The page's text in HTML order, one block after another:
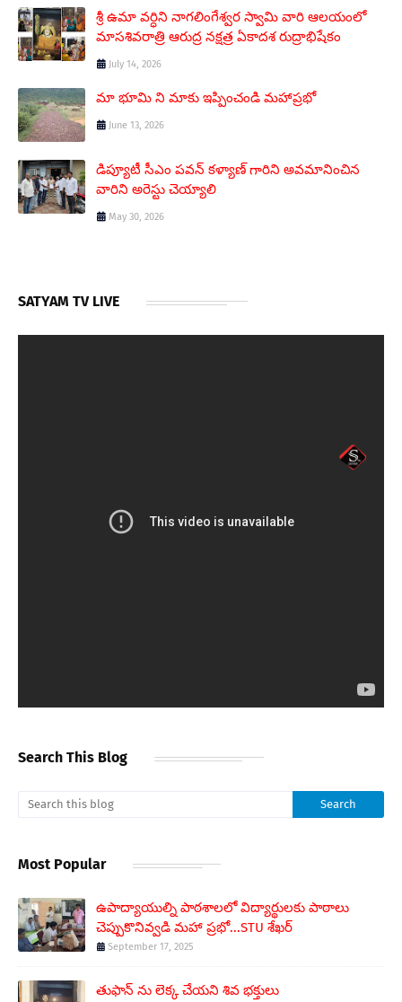
శ్రీ ఉమా వర్ధిని నాగలింగేశ్వర స్వామి వారి ఆలయంలో
మాసశివరాత్రి ఆరుద్ర నక్షత్ర ఏకాదశ రుద్రాభిషేకం
July 14, 2026
మా భూమి ని మాకు ఇప్పించండి మహాప్రభో
June 13, 2026
డిప్యూటీ సీఎం పవన్ కళ్యాణ్ గారిని అవమానించిన
వారిని అరెస్టు చెయ్యాలి
May 30, 2026
SATYAM TV LIVE
Search This Blog
Most Popular
ఉపాద్యాయుల్ని పాఠశాలలో విద్యార్థులకు పాఠాలు
చెప్పుకొనివ్వడి మహా ప్రభో...STU శేఖర్
September 17, 2025
తుఫాన్ ను లెక్క చేయని శివ భక్తులు